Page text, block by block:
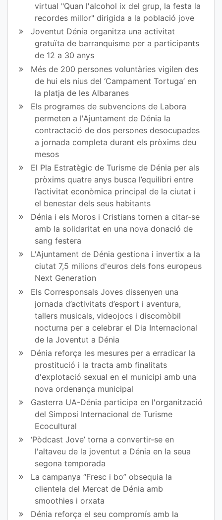
bo
ok
er
virtual "Quan l'alcohol ix del grup, la festa la
recordes millor" dirigida a la població jove
Joventut Dénia organitza una activitat
gratuïta de barranquisme per a participants
de 12 a 30 anys
Més de 200 persones voluntàries vigilen des
de hui els nius del ‘Campament Tortuga’ en
la platja de les Albaranes
Els programes de subvencions de Labora
permeten a l'Ajuntament de Dénia la
contractació de dos persones desocupades
a jornada completa durant els pròxims deu
mesos
El Pla Estratègic de Turisme de Dénia per als
pròxims quatre anys busca l’equilibri entre
l’activitat econòmica principal de la ciutat i
el benestar dels seus habitants
Dénia i els Moros i Cristians tornen a citar-se
amb la solidaritat en una nova donació de
sang festera
L'Ajuntament de Dénia gestiona i invertix a la
ciutat 7,5 milions d'euros dels fons europeus
Next Generation
Els Corresponsals Joves dissenyen una
jornada d’activitats d’esport i aventura,
tallers musicals, videojocs i discomòbil
nocturna per a celebrar el Dia Internacional
de la Joventut a Dénia
Dénia reforça les mesures per a erradicar la
prostitució i la tracta amb finalitats
d'explotació sexual en el municipi amb una
nova ordenança municipal
Gasterra UA-Dénia participa en l'organització
del Simposi Internacional de Turisme
Ecocultural
‘Pòdcast Jove’ torna a convertir-se en
l'altaveu de la joventut a Dénia en la seua
segona temporada
La campanya “Fresc i bo” obsequia la
clientela del Mercat de Dénia amb
smoothies i orxata
Dénia reforça el seu compromís amb la